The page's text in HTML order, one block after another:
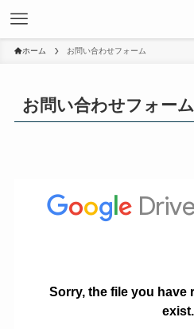
ホーム お問い合わせフォーム
お問い合わせフォーム